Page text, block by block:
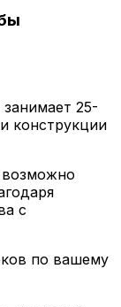
25-
конструкции
с
по вашему